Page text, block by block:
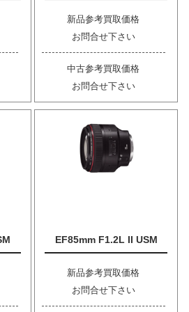
新品参考買取価格
お問合せ下さい
中古参考買取価格
お問合せ下さい
EF85mm F1.2L II USM
新品参考買取価格
お問合せ下さい